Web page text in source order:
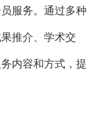
服务。通过多种
推介、学术交
内容和方式，提